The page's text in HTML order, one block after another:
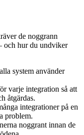
de noggrann
och hur du undviker
system använder
varje integration så att
åtgärdas.
integrationer på en
problem.
noggrant innan de